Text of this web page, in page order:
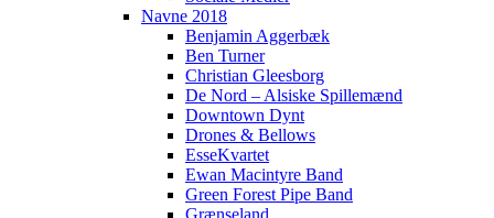
Navne 2018
Benjamin Aggerbæk
Ben Turner
Christian Gleesborg
De Nord – Alsiske Spillemænd
Downtown Dynt
Drones & Bellows
EsseKvartet
Ewan Macintyre Band
Green Forest Pipe Band
Grænseland